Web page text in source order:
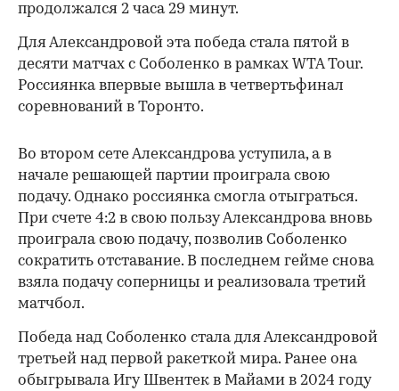
продолжался 2 часа 29 минут.
Для Александровой эта победа стала пятой в
десяти матчах с Соболенко в рамках WTA Tour.
Россиянка впервые вышла в четвертьфинал
соревнований в Торонто.
Во втором сете Александрова уступила, а в
начале решающей партии проиграла свою
подачу. Однако россиянка смогла отыграться.
При счете 4:2 в свою пользу Александрова вновь
проиграла свою подачу, позволив Соболенко
сократить отставание. В последнем гейме снова
взяла подачу соперницы и реализовала третий
матчбол.
Победа над Соболенко стала для Александровой
третьей над первой ракеткой мира. Ранее она
обыгрывала Игу Швентек в Майами в 2024 году